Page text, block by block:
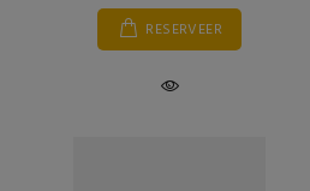
RESERVEER